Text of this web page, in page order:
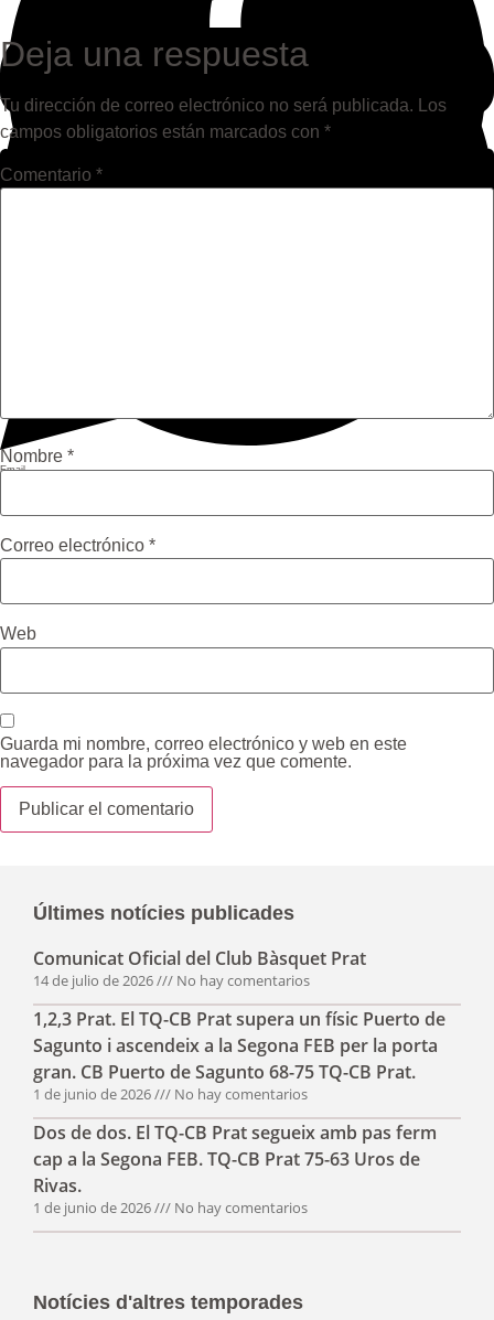
Email
Deja una respuesta
Tu dirección de correo electrónico no será publicada.
Los
campos obligatorios están marcados con *
Comentario *
Nombre *
Correo electrónico *
Web
Guarda mi nombre, correo electrónico y web en este
navegador para la próxima vez que comente.
Últimes notícies publicades
Comunicat Oficial del Club Bàsquet Prat
14 de julio de 2026 No hay comentarios
1,2,3 Prat. El TQ-CB Prat supera un físic Puerto de
Sagunto i ascendeix a la Segona FEB per la porta
gran. CB Puerto de Sagunto 68-75 TQ-CB Prat.
1 de junio de 2026 No hay comentarios
Dos de dos. El TQ-CB Prat segueix amb pas ferm
cap a la Segona FEB. TQ-CB Prat 75-63 Uros de
Rivas.
1 de junio de 2026 No hay comentarios
Notícies d'altres temporades